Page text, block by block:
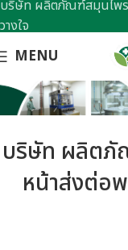
MENU
บริษัท ผลิตภั
หน้าส่งต่อ
บริษัท ผลิตภัณฑ์สมุนไพร
วางใจ